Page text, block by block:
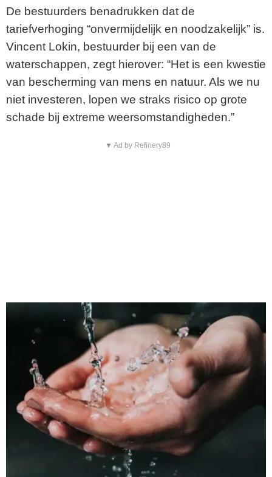
De bestuurders benadrukken dat de
tariefverhoging “onvermijdelijk en noodzakelijk” is.
Vincent Lokin, bestuurder bij een van de
waterschappen, zegt hierover: “Het is een kwestie
van bescherming van mens en natuur. Als we nu
niet investeren, lopen we straks risico op grote
schade bij extreme weersomstandigheden.”
▼ Ad by Refinery89